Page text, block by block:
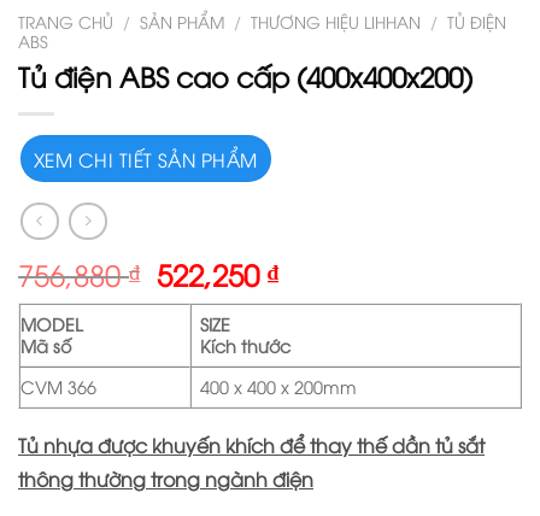
TRANG CHỦ / SẢN PHẨM / THƯƠNG HIỆU LIHHAN / TỦ ĐIỆN
ABS
Tủ điện ABS cao cấp (400x400x200)
XEM CHI TIẾT SẢN PHẨM
756,880₫ 522,250₫
MODEL
Mã số
SIZE
Kích thước
CVM 366
400 x 400 x 200mm
Tủ nhựa được khuyến khích để thay thế dần tủ sắt
thông thường trong ngành điện